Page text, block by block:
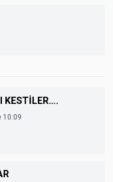
KESTİLER….
10:09